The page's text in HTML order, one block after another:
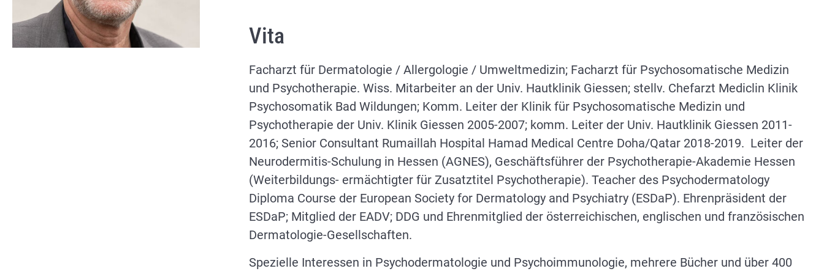
Vita
Facharzt für Dermatologie / Allergologie / Umweltmedizin; Facharzt für Psychosomatische Medizin
und Psychotherapie. Wiss. Mitarbeiter an der Univ. Hautklinik Giessen; stellv. Chefarzt Mediclin Klinik
Psychosomatik Bad Wildungen; Komm. Leiter der Klinik für Psychosomatische Medizin und
Psychotherapie der Univ. Klinik Giessen 2005-2007; komm. Leiter der Univ. Hautklinik Giessen 2011-
2016; Senior Consultant Rumaillah Hospital Hamad Medical Centre Doha/Qatar 2018-2019. Leiter der
Neurodermitis-Schulung in Hessen (AGNES), Geschäftsführer der Psychotherapie-Akademie Hessen
(Weiterbildungs- ermächtigter für Zusatztitel Psychotherapie). Teacher des Psychodermatology
Diploma Course der European Society for Dermatology and Psychiatry (ESDaP). Ehrenpräsident der
ESDaP; Mitglied der EADV; DDG und Ehrenmitglied der österreichischen, englischen und französischen
Dermatologie-Gesellschaften.
Spezielle Interessen in Psychodermatologie und Psychoimmunologie, mehrere Bücher und über 400